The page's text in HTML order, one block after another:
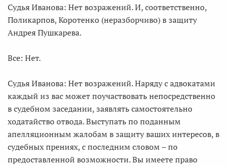
Судья Иванова: Нет возражений. И, соответственно,
Поликарпов, Коротенко (неразборчиво) в защиту
Андрея Пушкарева.
Все: Нет.
Судья Иванова: Нет возражений. Наряду с адвокатами
каждый из вас может поучаствовать непосредственно
в судебном заседании, заявлять самостоятельно
ходатайство отвода. Выступать по поданным
апелляционным жалобам в защиту ваших интересов, в
судебных прениях, с последним словом – по
предоставленной возможности. Вы имеете право